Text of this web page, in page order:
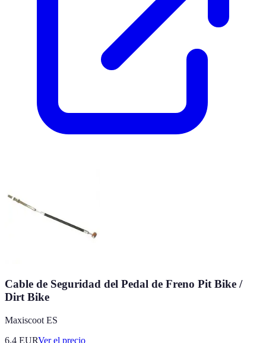
Cable de Seguridad del Pedal de Freno Pit Bike /
Dirt Bike
Maxiscoot ES
6.4 EURVer el precio